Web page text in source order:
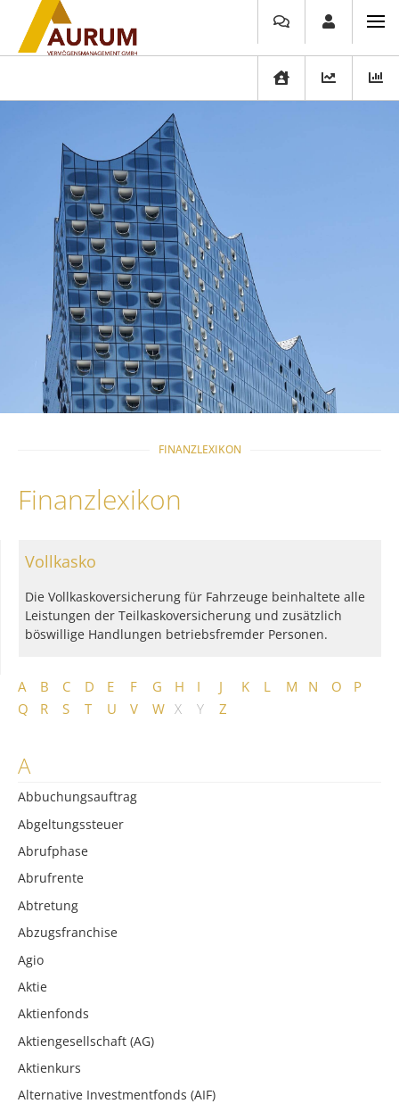
FINANZLEXIKON
Finanzlexikon
A B C D E F G H I J K L M N O
P
Q
R S T U V W X Y Z
A
Abbuchungsauftrag
Abgeltungssteuer
Abrufphase
Abrufrente
Abtretung
Abzugsfranchise
Agio
Aktie
Aktienfonds
Aktiengesellschaft (AG)
Aktienkurs
Alternative Investmentfonds (AIF)
Vollkasko
Die Vollkaskoversicherung für Fahrzeuge beinhaltete alle
Leistungen der Teilkaskoversicherung und zusätzlich
böswillige Handlungen betriebsfremder Personen.